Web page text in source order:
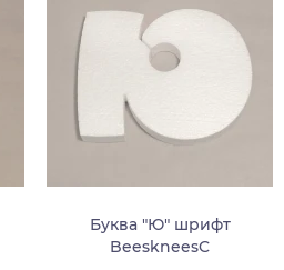
Буква "Ю" шрифт
BeeskneesC